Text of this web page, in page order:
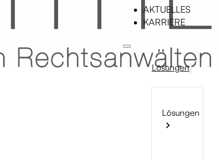
AKTUELLES
KARRIERE
Lösungen
Lösungen